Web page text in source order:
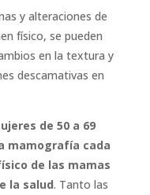
y alteraciones de
físico, se pueden
en la textura y
descamativas en
de 50 a 69
mamografía cada
de las mamas
la salud. Tanto las